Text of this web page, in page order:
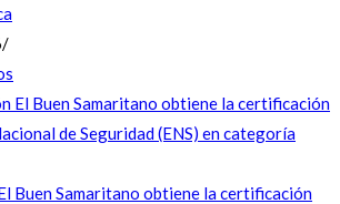
/
Buen Samaritano obtiene la certificación